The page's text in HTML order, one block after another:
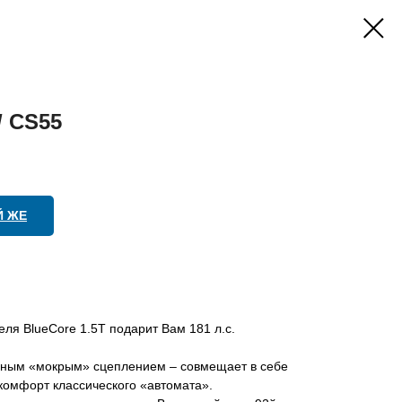
CS55
ЖЕ
BlueCore 1.5T подарит Вам 181 л.с.
«мокрым» сцеплением – совмещает в себе
классического «автомата».